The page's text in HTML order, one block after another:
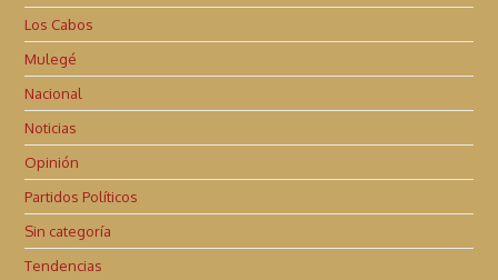
Los Cabos
Mulegé
Nacional
Noticias
Opinión
Partidos Políticos
Sin categoría
Tendencias